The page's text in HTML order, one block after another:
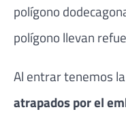
polígono
polígono llevan
Al entrar tenemos
atrapados por el